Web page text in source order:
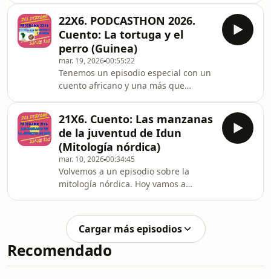
del Bosque y qué le ha pasado al
Profesor Klaus Trofóbico con la
adivinanza de esta semana.
22X6. PODCASTHON 2026.
Cuento: La tortuga y el
perro (Guinea)
mar. 19, 202600:55:22
Tenemos un episodio especial con un
cuento africano y una más que
conoceremos la encomiable labor que
llevan a cabo con muchísimo esfuerzo
e ilusión.Ah, y por primera vez
viajamos todos en
&quot;furgonini&quot; para hacer la
entrevista.
21X6. Cuento: Las manzanas
de la juventud de Idun
(Mitología nórdica)
mar. 10, 202600:34:45
Volvemos a un episodio sobre la
mitología nórdica. Hoy vamos a
eterna juventud que custodiaba la
diosa Idun.y es, por
&quot;circunstancias varias&quot; un
episodio exprés, pero igual de
Cargar más episodios
Recomendado